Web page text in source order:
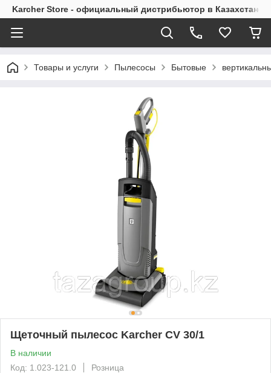
Karcher Store - официальный дистрибьютор в Казахстане
Товары и услуги Пылесосы Бытовые
Щеточный пылесос Karcher CV 30/1
В наличии
Код: 1.023-121.0
Розница